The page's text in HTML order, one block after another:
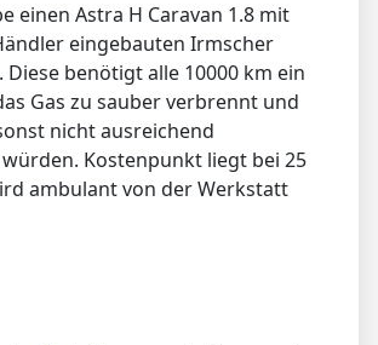
einen Astra H Caravan 1.8 mit
eingebauten Irmscher
Diese benötigt alle 10000 km ein
Gas zu sauber verbrennt und
nicht ausreichend
Kostenpunkt liegt bei 25
ambulant von der Werkstatt